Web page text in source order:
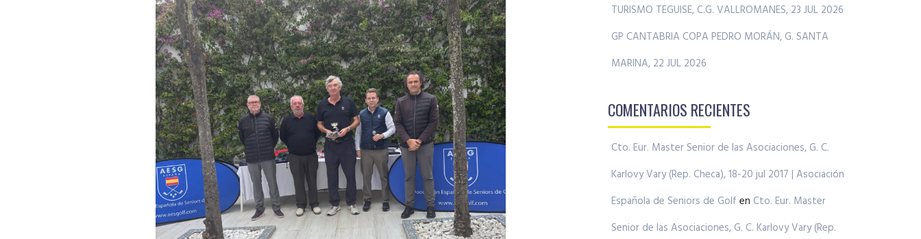
TURISMO TEGUISE, C.G. VALLROMANES, 23 JUL 2026
GP CANTABRIA COPA PEDRO MORÁN, G. SANTA
MARINA, 22 JUL 2026
COMENTARIOS RECIENTES
Cto. Eur. Master Senior de las Asociaciones, G. C.
Karlovy Vary (Rep. Checa), 18-20 jul 2017 | Asociación
Española de Seniors de Golf en Cto. Eur. Master
Senior de las Asociaciones, G. C. Karlovy Vary (Rep.